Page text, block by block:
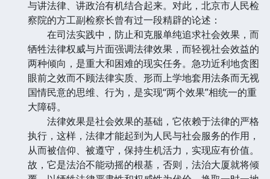
与讲法律、讲政治有机结合起来。对此，北京市人民检
察院的方工副检察长曾有过一段精辟的论述：
在司法实践中，防止和克服单纯追求社会效果，而
牺牲法律权威与片面强调法律效果，而轻视社会效益的
两种倾向，是重大和困难的现实任务。急功近利地贪图
眼前之效而不顾法律实质、形而上学地套用法条而无视
国情民意的思维、行为，是实现“两个效果”相统一的重
大障碍。
法律效果是社会效果的基础，它依赖于法律的严格
执行，这样，法律才能起到为人民与社会服务的作用，
从而被信仰、被遵守，保持生机活力，实现应有价值。
故，它是法治不能动摇的根基，否则，法治大厦就将倾